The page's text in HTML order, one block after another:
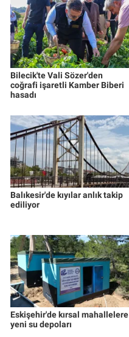
Bilecik'te Vali Sözer'den
coğrafi işaretli Kamber Biberi
hasadı
Balıkesir'de kıyılar anlık takip
ediliyor
Eskişehir'de kırsal mahallelere
yeni su depoları